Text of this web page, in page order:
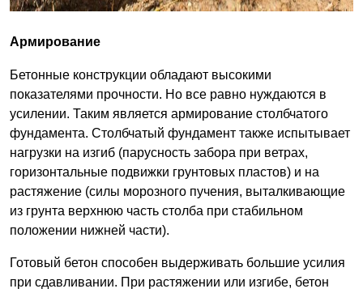
Армирование
Бетонные конструкции обладают высокими
показателями прочности. Но все равно нуждаются в
усилении. Таким является армирование столбчатого
фундамента. Столбчатый фундамент также испытывает
нагрузки на изгиб (парусность забора при ветрах,
горизонтальные подвижки грунтовых пластов) и на
растяжение (силы морозного пучения, выталкивающие
из грунта верхнюю часть столба при стабильном
положении нижней части).
Готовый бетон способен выдерживать большие усилия
при сдавливании. При растяжении или изгибе, бетон